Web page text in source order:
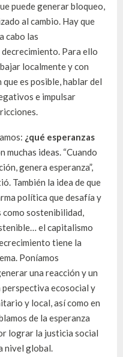
puede generar bloqueo,
al cambio. Hay que
cabo las
Para ello
localmente y con
es posible, hablar del
e impulsar
¿qué esperanzas
muchas ideas. “Cuando
genera esperanza”,
También la idea de que
política que desafía y
sostenibilidad,
el capitalismo
tiene la
Poníamos
una reacción y un
perspectiva ecosocial y
y local, así como en
de la esperanza
lograr la justicia social
nivel global.